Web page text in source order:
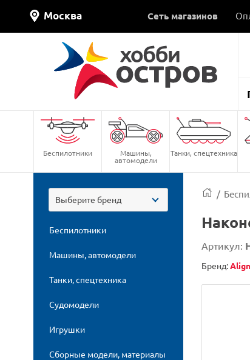
Москва Сеть магазинов
Беспилотники Машины,
автомодели
Танки, спецтехника
Выберите бренд
Беспилотники
Машины, автомодели
Танки, спецтехника
Судомодели
Игрушки
Сборные модели, материалы
/
Артикул:
Бренд:Align